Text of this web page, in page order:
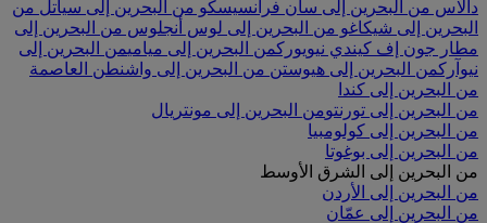
دالاس من البحرين إلى سان فرانسيسكو من البحرين إلى سياتل من
البحرين إلى شيكاغو من البحرين إلى لوس أنجلوس من البحرين إلى
مطار جون إف كيندي نيويوركمن البحرين إلى مياميمن البحرين إلى
نيوآركمن البحرين إلى هيوستن من البحرين إلى واشنطن العاصمة
من البحرين إلى كندا
من البحرين إلى تورنتومن البحرين إلى مونتريال
من البحرين إلى كولومبيا
من البحرين إلى بوغوتا
من البحرين إلى الشرق الأوسط
من البحرين إلى الأردن
من البحرين إلى عمّان